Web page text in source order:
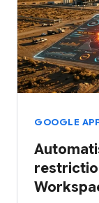
GOOGLE